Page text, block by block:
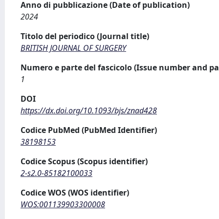
Anno di pubblicazione (Date of publication)
2024
Titolo del periodico (Journal title)
BRITISH JOURNAL OF SURGERY
Numero e parte del fascicolo (Issue number and
1
DOI
https://dx.doi.org/10.1093/bjs/znad428
Codice PubMed (PubMed Identifier)
38198153
Codice Scopus (Scopus identifier)
2-s2.0-85182100033
Codice WOS (WOS identifier)
WOS:001139903300008